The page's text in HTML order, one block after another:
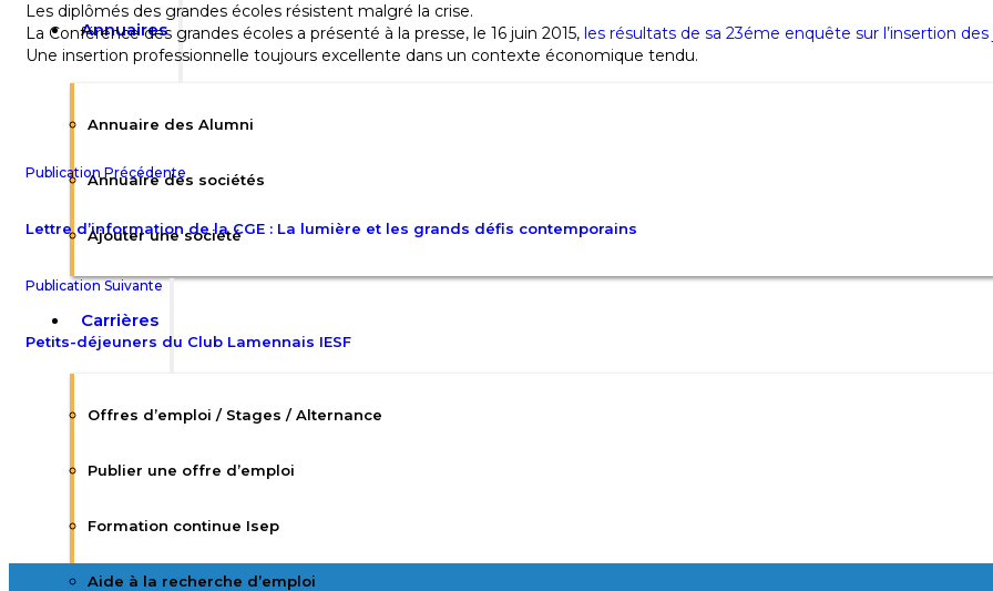
Annuaires
Annuaire des Alumni
Annuaire des sociétés
Ajouter une société
Carrières
Offres d’emploi / Stages / Alternance
Publier une offre d’emploi
Formation continue Isep
Aide à la recherche d’emploi
Les diplômés des grandes écoles résistent malgré la crise.
La Conférence des grandes écoles a présenté à la presse, le 16 juin 2015, les résultats de sa 23éme enquête sur l’insertion
Une insertion professionnelle toujours excellente dans un contexte économique tendu.
Publication Précédente
Lettre d’information de la CGE : La lumière et les grands défis contemporains
Publication Suivante
Petits-déjeuners du Club Lamennais IESF